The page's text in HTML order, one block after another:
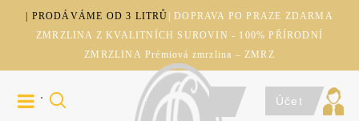
| PRODÁVÁME OD 3 LITRŮ
| DOPRAVA PO PRAZE ZDARMA
ZMRZLINA Z KVALITNÍCH SUROVIN - 100% PŘÍRODNÍ
ZMRZLINA Prémiová zmrzlina – ZMRZ
Účet